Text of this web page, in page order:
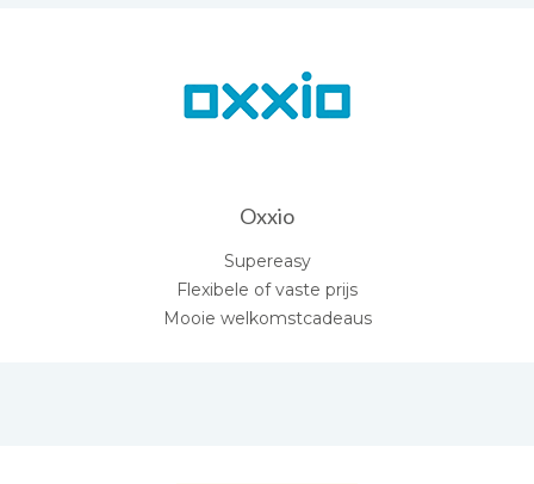
Oxxio
Supereasy
Flexibele of vaste prijs
Mooie welkomstcadeaus